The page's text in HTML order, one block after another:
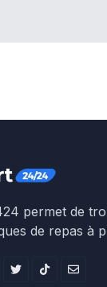
permet de
de repas à